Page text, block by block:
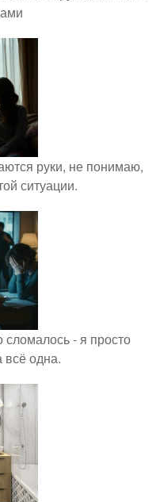
руки, не понимаю,
ситуации.
сломалось - я просто
всё одна.